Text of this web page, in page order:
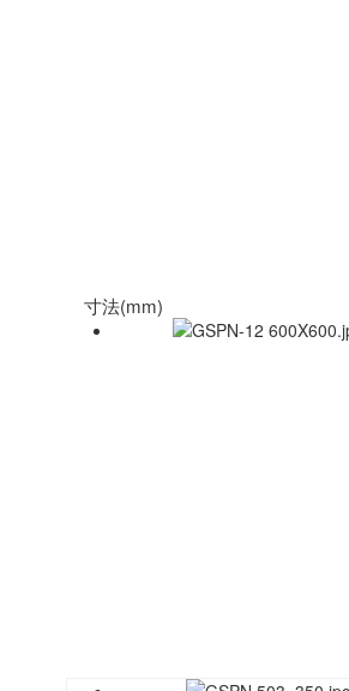
寸法(mm)